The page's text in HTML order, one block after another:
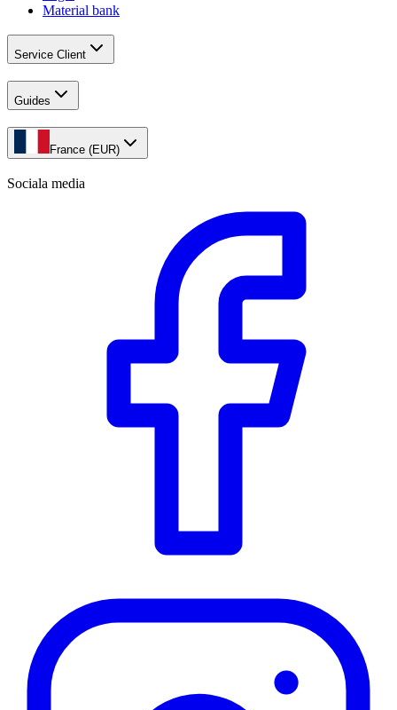
Material bank
Service Client
Guides
France (EUR)
Sociala media